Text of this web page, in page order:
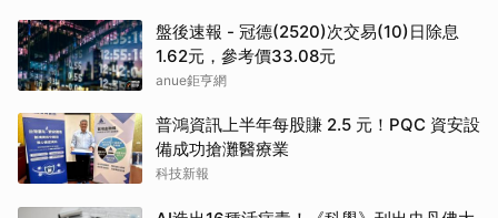
盤後速報 - 冠德(2520)次交易(10)日除息
1.62元，參考價33.08元
anue鉅亨網
普鴻資訊上半年每股賺 2.5 元！PQC 資安設
備成功搶灘醫療業
科技新報